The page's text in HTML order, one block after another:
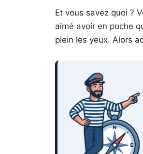
Et vous savez quoi ?
aimé avoir en poche
plein les yeux. Alors